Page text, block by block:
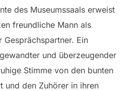
des Museumssaals erweist
freundliche Mann als
Gesprächspartner. Ein
und überzeugender
Stimme von den bunten
und den Zuhörer in ihren